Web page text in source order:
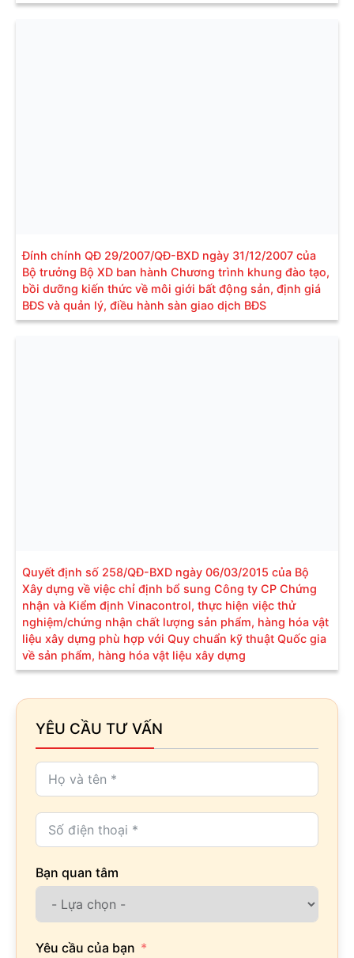
Đính chính QĐ 29/2007/QĐ-BXD ngày 31/12/2007 của
Bộ trưởng Bộ XD ban hành Chương trình khung đào tạo,
bồi dưỡng kiến thức về môi giới bất động sản, định giá
BĐS và quản lý, điều hành sàn giao dịch BĐS
Quyết định số 258/QĐ-BXD ngày 06/03/2015 của Bộ
Xây dựng về việc chỉ định bổ sung Công ty CP Chứng
nhận và Kiểm định Vinacontrol, thực hiện việc thử
nghiệm/chứng nhận chất lượng sản phẩm, hàng hóa vật
liệu xây dựng phù hợp với Quy chuẩn kỹ thuật Quốc gia
về sản phẩm, hàng hóa vật liệu xây dựng
YÊU CẦU TƯ VẤN
Bạn quan tâm
Yêu cầu của bạn